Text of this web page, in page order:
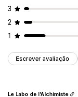
3
2
1
Escrever avaliação
Le Labo de l'Alchimiste